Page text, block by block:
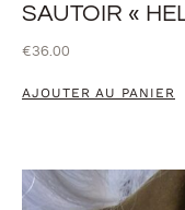
SAUTOIR «
€36.00
AJOUTER AU PANIER